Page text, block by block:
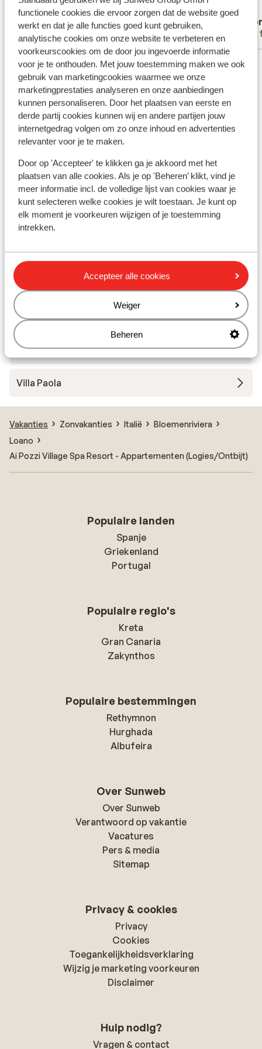
functionele cookies die ervoor zorgen dat de website goed
werkt en dat je alle functies goed kunt gebruiken,
analytische cookies om onze website te verbeteren en
voorkeurscookies om de door jou ingevoerde informatie
voor je te onthouden. Met jouw toestemming maken we ook
gebruik van marketingcookies waarmee we onze
marketingprestaties analyseren en onze aanbiedingen
kunnen personaliseren. Door het plaatsen van eerste en
derde partij cookies kunnen wij en andere partijen jouw
internetgedrag volgen om zo onze inhoud en advertenties
relevanter voor je te maken.
Door op 'Accepteer' te klikken ga je akkoord met het
plaatsen van alle cookies. Als je op 'Beheren’ klikt, vind je
meer informatie incl. de volledige lijst van cookies waar je
kunt selecteren welke cookies je wilt toestaan. Je kunt op
elk moment je voorkeuren wijzigen of je toestemming
intrekken.
Accepteer alle cookies
Weiger
Beheren
voorkant afzuigkap viel aan een kant naar
beneden. Complex zelf was ook niet
volgens brochure, badmuts verplicht,
nergens aangegeven (zouden hier niet voor
gekozen hebben) zwembad in brochure
met glijbaan, helaas niet aanwezig, prive
strand is verplicht van tevoren te boeken,
niets prive, en was na ruim een week pas
beschikbaar..zeer teleurstellend. Zou
graag hier met sunweb nog contact over
willen hebben .
voorkant afzuigkap viel aan ee... meer
D Verhagen
Met familie
Bekijk alle 4 ervaringen
Ook interessant voor jou
Andere accommodaties in
Bloemenriviera
Hotel Doria
Appartementen Loano 2 Village
Hotel Loano 2 Village
Residence Sant' Anna
Hotel Monte Rosa
Villa Paola
Vakanties Zonvakanties Italië
Bloemenriviera
Loano
Ai Pozzi Village Spa Resort - Appartementen (Logies/Ontbijt)
Populaire landen
Spanje
Griekenland
Portugal
Populaire regio's
Kreta
Gran Canaria
Zakynthos
Populaire bestemmingen
Rethymnon
Hurghada
Albufeira
Over Sunweb
Over Sunweb
Verantwoord op vakantie
Vacatures
Pers & media
Sitemap
Privacy & cookies
Privacy
Cookies
Toegankelijkheidsverklaring
Wijzig je marketing voorkeuren
Disclaimer
Hulp nodig?
Vragen & contact